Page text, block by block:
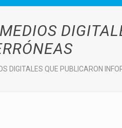
DIGITALES QUE PUBLICARON